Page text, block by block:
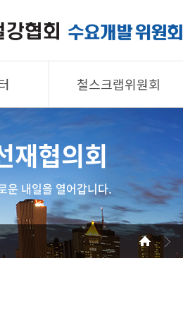
철스크랩위원회
제품소개
회원사
알림/자료
사진/영상
재협의회
운 내일을 열어갑니다.